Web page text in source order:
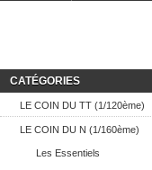
CATÉGORIES
LE COIN DU TT (1/120ème)
LE COIN DU N (1/160ème)
Les Essentiels